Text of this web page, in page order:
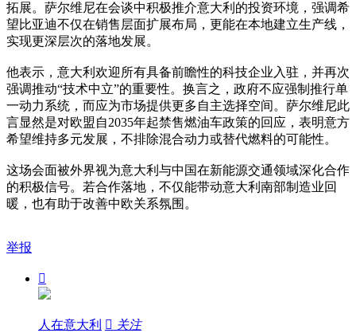
拓展。萨尔维尼在会谈中积极推介意大利的投资环境，强调希
望比亚迪不仅在销售层面扩展布局，更能在本地建立生产线，
实现更深层次的落地发展。
他表示，意大利欢迎所有具备前瞻性的科技企业入驻，并再次
强调推动“技术中立”的重要性。换言之，政府不应强制推行单
一动力系统，而应为市场提供更多自主选择空间。萨尔维尼此
言显然是对欧盟自2035年起禁售燃油车政策的回应，表明意方
希望维持多元发展，不排除混合动力或替代燃料的可能性。
这场会面被外界视为意大利与中国在新能源交通领域深化合作
的积极信号。若合作落地，不仅能带动意大利南部制造业回
暖，也有助于改善中欧关系氛围。
举报

人在意大利  关注